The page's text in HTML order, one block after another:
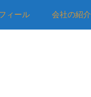
ィール 会社の紹介